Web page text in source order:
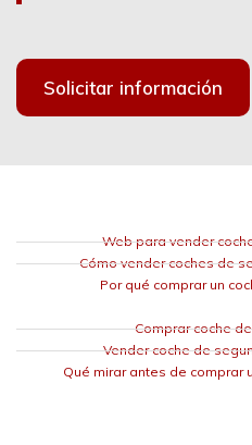
Solicitar información
Web para vender
Cómo vender coches de
Por qué comprar un
Comprar coche
Vender coche de
Qué mirar antes de comprar